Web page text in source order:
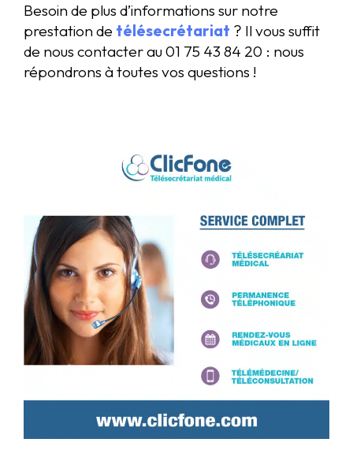
Besoin de plus d’informations sur notre
prestation de télésecrétariat ? Il vous suffit
de nous contacter au 01 75 43 84 20 : nous
répondrons à toutes vos questions !